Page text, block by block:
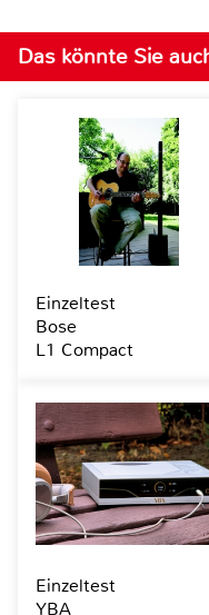
Das könnte Sie
Einzeltest
Bose
L1 Compact
Einzeltest
YBA